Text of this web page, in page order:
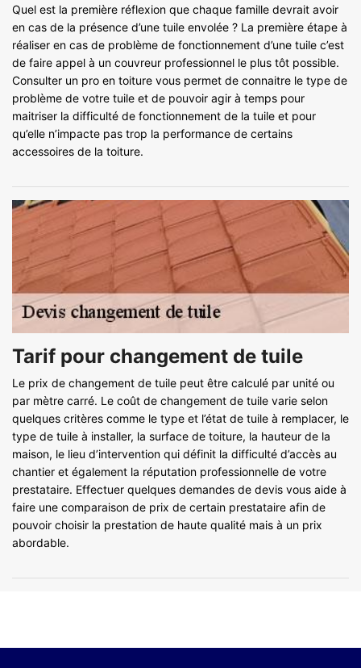
Quel est la première réflexion que chaque famille devrait avoir
en cas de la présence d’une tuile envolée ? La première étape à
réaliser en cas de problème de fonctionnement d’une tuile c’est
de faire appel à un couvreur professionnel le plus tôt possible.
Consulter un pro en toiture vous permet de connaitre le type de
problème de votre tuile et de pouvoir agir à temps pour
maitriser la difficulté de fonctionnement de la tuile et pour
qu’elle n’impacte pas trop la performance de certains
accessoires de la toiture.
Tarif pour changement de tuile
Le prix de changement de tuile peut être calculé par unité ou
par mètre carré. Le coût de changement de tuile varie selon
quelques critères comme le type et l’état de tuile à remplacer, le
type de tuile à installer, la surface de toiture, la hauteur de la
maison, le lieu d’intervention qui définit la difficulté d’accès au
chantier et également la réputation professionnelle de votre
prestataire. Effectuer quelques demandes de devis vous aide à
faire une comparaison de prix de certain prestataire afin de
pouvoir choisir la prestation de haute qualité mais à un prix
abordable.